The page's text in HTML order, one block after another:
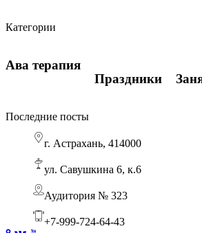
Виды подсказок в обучении
Ава терапия
Количество часов
Ава терапия
Навыки визуального
Занятия
Категории
Ава терапия
Праздники
Последние посты
Ребенок боится горшка: пошаговый АВА-тренинг для родителей
Ава терапия
г. Астрахань, 414000
ул. Савушкина 6, к.6
Аудитория № 323
+7-999-724-64-43